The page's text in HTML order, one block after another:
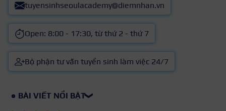
tuyensinhseoulacademy@diemnhan.vn
Open: 8:00 - 17:30, từ thứ 2 - thứ 7
Bộ phận tư vấn tuyển sinh làm việc 24/7
BÀI VIẾT NỔI BẬT❯